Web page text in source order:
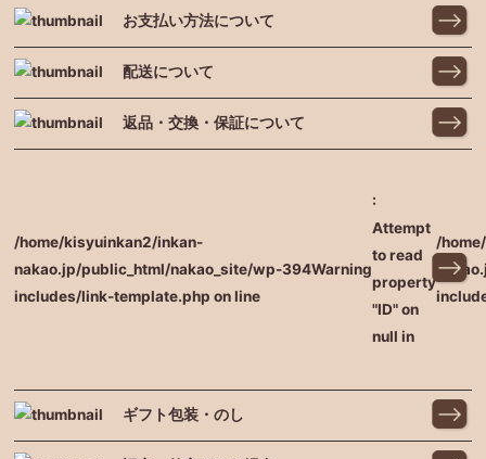
お支払い方法について
配送について
返品・交換・保証について
/home/kisyuinkan2/inkan-
nakao.jp/public_html/nakao_site/wp-
includes/link-template.php on line
394Warning
:
Attempt
to read
property
"ID" on
null in
/
ギフト包装・のし